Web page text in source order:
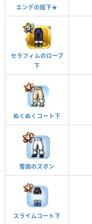
エンデの鎧下★
セラフィムのローブ
下
ぬくぬくコート下
雪国のズボン
スライムコート下